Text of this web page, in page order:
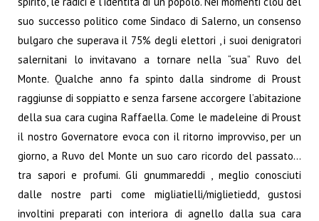
suo successo politico come Sindaco di Salerno, un consenso
bulgaro che superava il 75% degli elettori , i suoi denigratori
salernitani lo invitavano a tornare nella “sua” Ruvo del
Monte. Qualche anno fa spinto dalla sindrome di Proust
raggiunse di soppiatto e senza farsene accorgere l’abitazione
della sua cara cugina Raffaella.Come le madeleine di Proust
il nostro Governatore evoca con il ritorno improvviso, per un
giorno, a Ruvo del Monte un suo caro ricordo del passato…
tra sapori e profumi. Gli gnummareddi , meglio conosciuti
dalle nostre parti come migliatielli/miglietiedd, gustosi
involtinipreparati con interiora di agnello dalla sua cara